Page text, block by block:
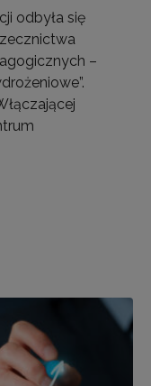
odbyła się
–